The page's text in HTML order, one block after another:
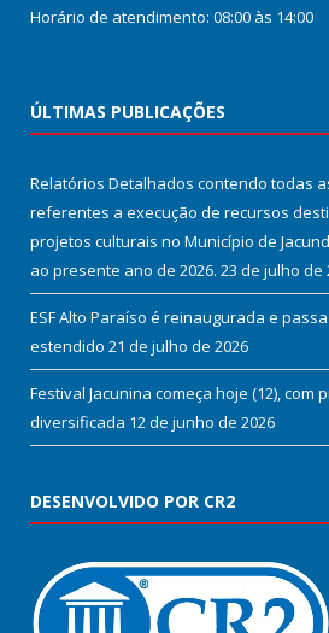
Horário de atendimento: 08:00 às 14:00
ÚLTIMAS PUBLICAÇÕES
Relatórios Detalhados contendo todas
referentes a execução de recursos
projetos culturais no Município de
ao presente ano de 2026. 23 de julho de
ESF Alto Paraíso é reinaugurada e
estendido 21 de julho de 2026
Festival Jacunina começa hoje (12), com
diversificada 12 de junho de 2026
DESENVOLVIDO POR CR2